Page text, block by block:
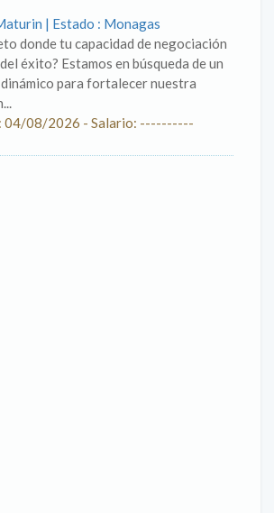
| Estado : Monagas
donde tu capacidad de negociación
éxito? Estamos en búsqueda de un
para fortalecer nuestra
04/08/2026 - Salario: ----------